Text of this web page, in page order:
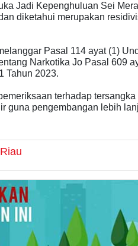
Jadi Kepenghuluan Sei
diketahui merupakan
Pasal 114 ayat (1)
Narkotika Jo Pasal 609
Tahun 2023.
terhadap tersangka
guna pengembangan lebih
Riau